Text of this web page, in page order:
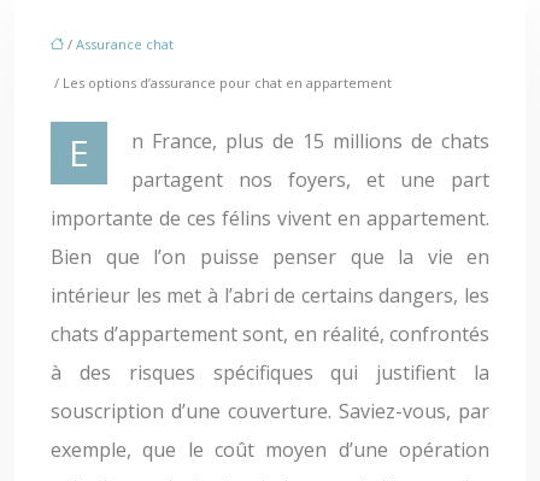
/ Assurance chat
/ Les options d’assurance pour chat en appartement
En France, plus de 15 millions de chats
partagent nos foyers, et une part
importante de ces félins vivent en appartement.
Bien que l’on puisse penser que la vie en
intérieur les met à l’abri de certains dangers, les
chats d’appartement sont, en réalité, confrontés
à des risques spécifiques qui justifient la
souscription d’une couverture. Saviez-vous, par
exemple, que le coût moyen d’une opération